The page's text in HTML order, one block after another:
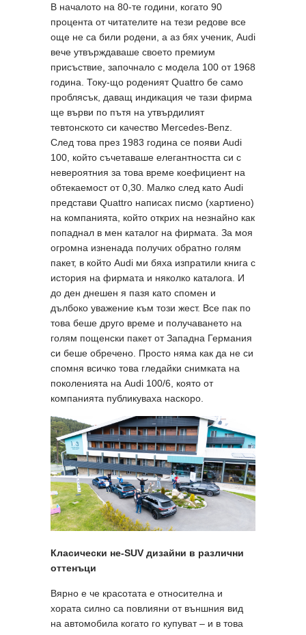
В началото на 80-те години, когато 90
процента от читателите на тези редове все
още не са били родени, а аз бях ученик, Audi
вече утвърждаваше своето премиум
присъствие, започнало с модела 100 от 1968
година. Току-що роденият Quattro бе само
проблясък, даващ индикация че тази фирма
ще върви по пътя на утвърдилият
тевтонското си качество Mercedes-Benz.
След това през 1983 година се появи Audi
100, който съчетаваше елегантността си с
невероятния за това време коефициент на
обтекаемост от 0,30. Малко след като Audi
представи Quattro написах писмо (хартиено)
на компанията, който открих на незнайно как
попаднал в мен каталог на фирмата. За моя
огромна изненада получих обратно голям
пакет, в който Audi ми бяха изпратили книга с
история на фирмата и няколко каталога. И
до ден днешен я пазя като спомен и
дълбоко уважение към този жест. Все пак по
това беше друго време и получаването на
голям пощенски пакет от Западна Германия
си беше обречено. Просто няма как да не си
спомня всичко това гледайки снимката на
поколенията на Audi 100/6, която от
компанията публикуваха наскоро.
Класически не-SUV дизайни в различни
оттенъци
Вярно е че красотата е относителна и
хората силно са повлияни от външния вид
на автомобила когато го купуват – и в това